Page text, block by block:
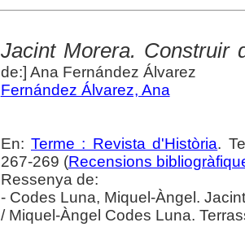
Jacint Morera. Construir
de:] Ana Fernández Álvarez
Fernández Álvarez, Ana
En: Terme : Revista d'Història.
267-269 (Recensions
Ressenya de:
- Codes Luna, Miquel-Àngel.
/ Miquel-Àngel Codes Luna.